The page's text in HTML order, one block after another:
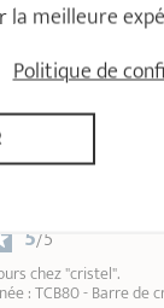
suite à une commande
5
: TCB100 - Barre
5/5
chez "cristel".
: TCB80 - Barre de
meilleure
Politique de